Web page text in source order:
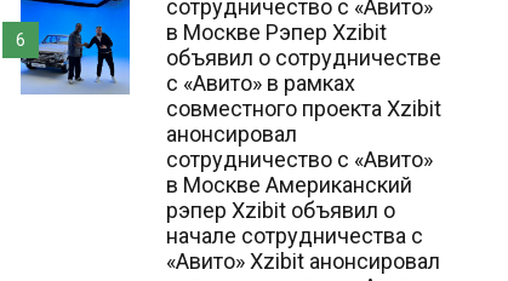
сотрудничество с «Авито»
в Москве Рэпер Xzibit
объявил о сотрудничестве
с «Авито» в рамках
совместного проекта Xzibit
анонсировал
сотрудничество с «Авито»
в Москве Американский
рэпер Xzibit объявил о
начале сотрудничества с
«Авито» Xzibit анонсировал
6